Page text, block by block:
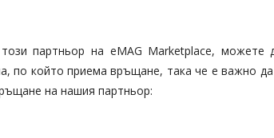
партньор на eMAG Marketplace,
който приема връщане, така че е важно да
на нашия партньор: